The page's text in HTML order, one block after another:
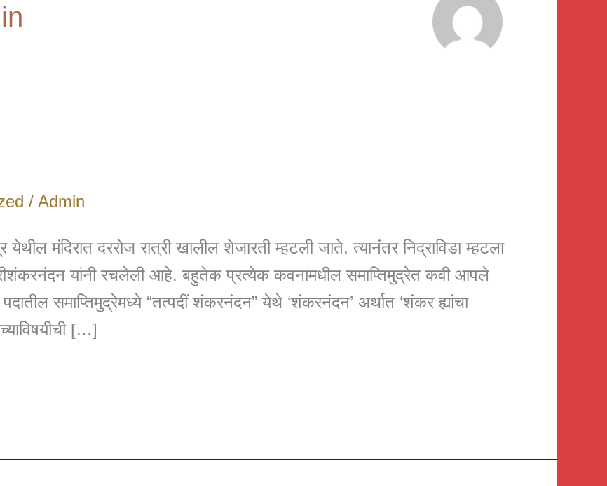
/ Admin
येथील मंदिरात दररोज रात्री खालील शेजारती म्हटली जाते. त्यानंतर निद्राविडा म्हटला
यांनी रचलेली आहे. बहुतेक प्रत्येक कवनामधील समाप्तिमुद्रेत कवी आपले
समाप्तिमुद्रेमध्ये “तत्पदीं शंकरनंदन” येथे ‘शंकरनंदन’ अर्थात ‘शंकर ह्यांचा
[…]